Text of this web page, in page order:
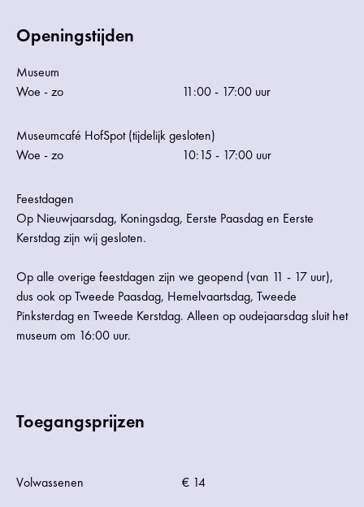
Openingstijden
Museum
Woe - zo
11:00 - 17:00 uur
Museumcafé HofSpot (tijdelijk gesloten)
Woe - zo
10:15 - 17:00 uur
Feestdagen
Op Nieuwjaarsdag, Koningsdag, Eerste Paasdag en Eerste
Kerstdag zijn wij gesloten.
Op alle overige feestdagen zijn we geopend (van 11 - 17 uur),
dus ook op Tweede Paasdag, Hemelvaartsdag, Tweede
Pinksterdag en Tweede Kerstdag. Alleen op oudejaarsdag sluit het
museum om 16:00 uur.
Toegangsprijzen
Volwassenen € 14